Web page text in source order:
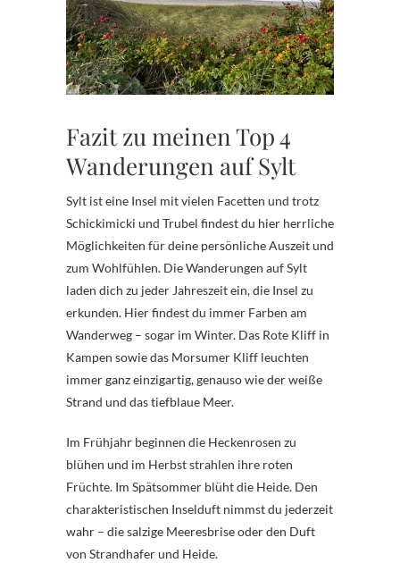
Fazit zu meinen Top 4
Wanderungen auf Sylt
Sylt ist eine Insel mit vielen Facetten und trotz
Schickimicki und Trubel findest du hier herrliche
Möglichkeiten für deine persönliche Auszeit und
zum Wohlfühlen. Die Wanderungen auf Sylt
laden dich zu jeder Jahreszeit ein, die Insel zu
erkunden. Hier findest du immer Farben am
Wanderweg – sogar im Winter. Das Rote Kliff in
Kampen sowie das Morsumer Kliff leuchten
immer ganz einzigartig, genauso wie der weiße
Strand und das tiefblaue Meer.
Im Frühjahr beginnen die Heckenrosen zu
blühen und im Herbst strahlen ihre roten
Früchte. Im Spätsommer blüht die Heide. Den
charakteristischen Inselduft nimmst du jederzeit
wahr – die salzige Meeresbrise oder den Duft
von Strandhafer und Heide.